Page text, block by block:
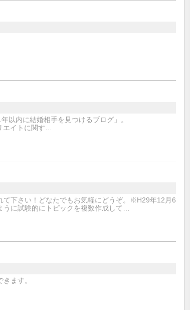
以内に結婚相手を見つけるブログ」。
イトに関す…
て下さい！どなたでもお気軽にどうぞ。※H29年12月6
に試験的にトピックを複数作成して…
ます。